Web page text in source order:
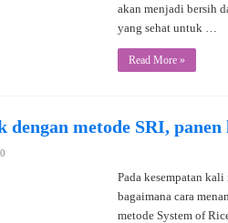
akan menjadi bersih
yang sehat untuk …
Read More »
metode SRI,
0
Pada kesempatan
bagaimana cara
metode System of